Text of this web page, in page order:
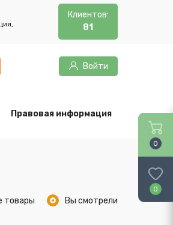
Клиентов:
81
Войти
Правовая информация
товары Вы смотрели
0
0